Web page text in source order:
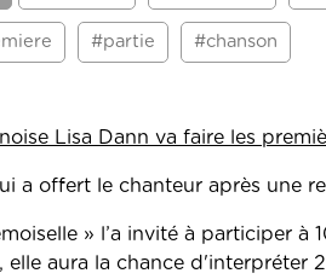
#partie #chanson
Lisa Dann va faire les
a offert le chanteur après une
» l’a invité à participer
elle aura la chance d'interpréter